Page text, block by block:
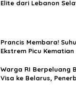
Elite dari Lebanon
Prancis Membara! Suhu
Ekstrem Picu Kematian
Warga RI Berpeluang
Visa ke Belarus,